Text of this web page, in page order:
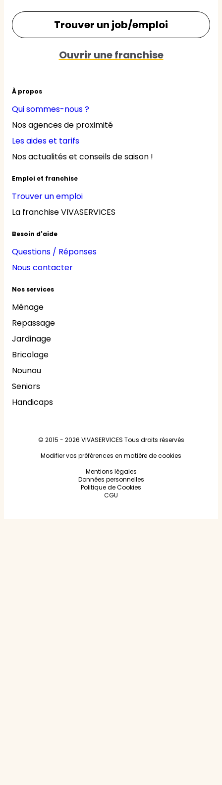
À propos
Qui sommes-nous ?
Nos agences de proximité
Les aides et tarifs
Nos actualités et conseils de saison !
Emploi et franchise
Trouver un emploi
La franchise VIVASERVICES
Besoin d'aide
Questions / Réponses
Nous contacter
Nos services
Ménage
Repassage
Jardinage
Bricolage
Nounou
Seniors
Handicaps
Trouver un job/emploi
Ouvrir une franchise
© 2015 - 2026 VIVASERVICES Tous droits réservés
Modifier vos préférences en matière de cookies
Mentions légales
Données personnelles
Politique de Cookies
CGU